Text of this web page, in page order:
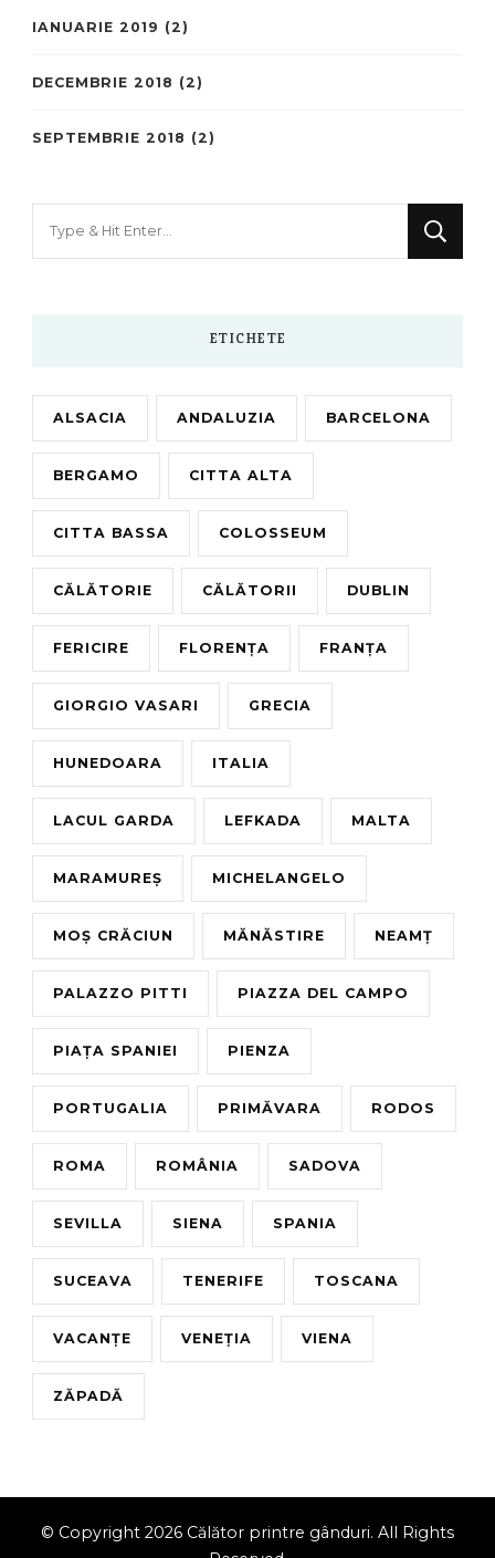
IANUARIE 2019 (2)
DECEMBRIE 2018 (2)
SEPTEMBRIE 2018 (2)
ETICHETE
ALSACIA ANDALUZIA BARCELONA
BERGAMO CITTA ALTA
CITTA BASSA COLOSSEUM
CĂLĂTORIE CĂLĂTORII DUBLIN
FERICIRE FLORENȚA FRANȚA
GIORGIO VASARI GRECIA
HUNEDOARA ITALIA
LACUL GARDA LEFKADA MALTA
MARAMUREȘ MICHELANGELO
MOȘ CRĂCIUN MĂNĂSTIRE NEAMȚ
PALAZZO PITTI PIAZZA DEL CAMPO
PIAȚA SPANIEI PIENZA
PORTUGALIA PRIMĂVARA RODOS
ROMA ROMÂNIA SADOVA
SEVILLA SIENA SPANIA
SUCEAVA TENERIFE TOSCANA
VACANȚE VENEȚIA VIENA
ZĂPADĂ
© Copyright 2026 Călător printre gânduri. All Rights